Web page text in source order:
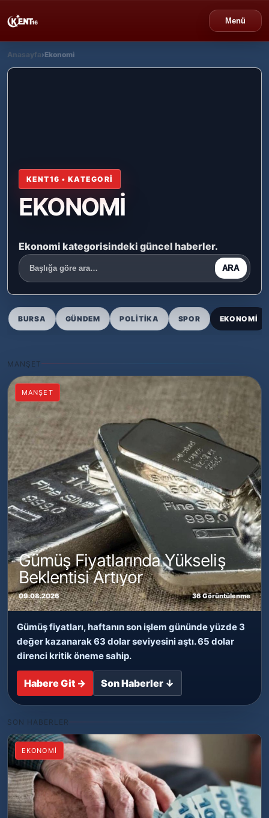
Menü
Bursa
Ekonomi
Dünya ›
Magazin
Sağlık ›
Anasayfa›Ekonomi
KENT16 • KATEGORİ
EKONOMİ
Ekonomi kategorisindeki güncel haberler.
ARA
BURSA GÜNDEM POLITIKA SPOR EKONOMI
MANŞET
MANŞET
Gümüş Fiyatlarında Yükseliş
Beklentisi Artıyor
09.08.2026 36 Görüntülenme
Gümüş fiyatları, haftanın son işlem gününde yüzde 3
değer kazanarak 63 dolar seviyesini aştı. 65 dolar
direnci kritik öneme sahip.
Habere Git → Son Haberler ↓
SON HABERLER
EKONOMİ